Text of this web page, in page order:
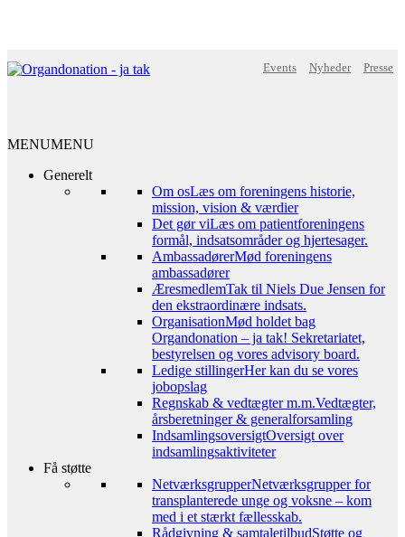
Events Nyheder Presse
MENUMENU
Generelt
Om osLæs om foreningens historie,
mission, vision & værdier
Det gør viLæs om patientforeningens
formål, indsatsområder og hjertesager.
AmbassadørerMød foreningens
ambassadører
ÆresmedlemTak til Niels Due Jensen for
den ekstraordinære indsats.
OrganisationMød holdet bag
Organdonation – ja tak! Sekretariatet,
bestyrelsen og vores advisory board.
Ledige stillingerHer kan du se vores
jobopslag
Regnskab & vedtægter m.m.Vedtægter,
årsberetninger & generalforsamling
IndsamlingsoversigtOversigt over
indsamlingsaktiviteter
Få støtte
NetværksgrupperNetværksgrupper for
transplanterede unge og voksne – kom
med i et stærkt fællesskab.
Rådgivning & samtaletilbudStøtte og